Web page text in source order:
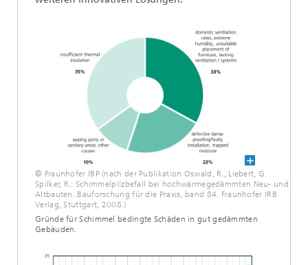
© Fraunhofer IBP (nach der Publikation Oswald, R., Liebert, G.
Spilker, R.: Schimmelpilzbefall bei hochwärmegedämmten Neu- und
Altbauten. Bauforschung für die Praxis, band 84. Fraunhofer IRB
Verlag, Stuttgart, 2008.)
Gründe für Schimmel bedingte Schäden in gut gedämmten
Gebäuden.